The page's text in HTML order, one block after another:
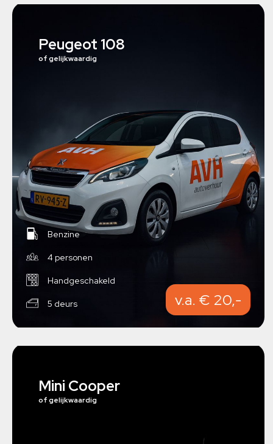
Peugeot 108
of gelijkwaardig
Benzine
4 personen
Handgeschakeld
5 deurs v.a. € 20,-
Mini Cooper
of gelijkwaardig